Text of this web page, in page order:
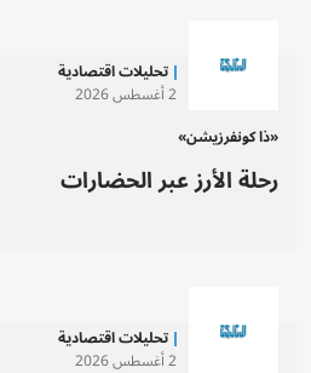
تحليلات اقتصادية
2 أغسطس 2026
«ذا كونفرزيشن»
رحلة الأرز عبر الحضارات
تحليلات اقتصادية
2 أغسطس 2026